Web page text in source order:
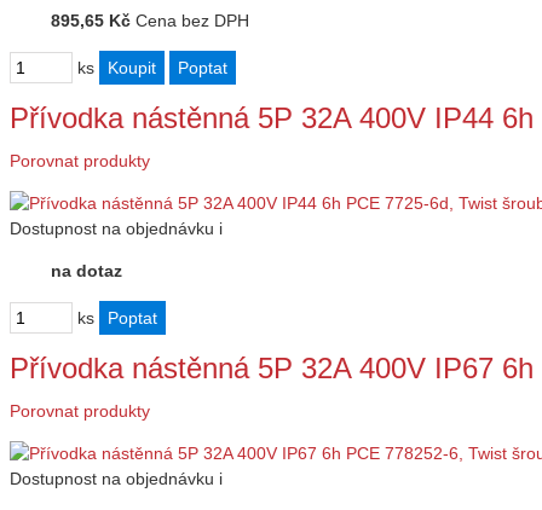
895,65 Kč Cena bez DPH
ks
Přívodka nástěnná 5P 32A 400V IP44
Porovnat produkty
Dostupnost na objednávku i
na dotaz
ks
Přívodka nástěnná 5P 32A 400V IP67
Porovnat produkty
Dostupnost na objednávku i